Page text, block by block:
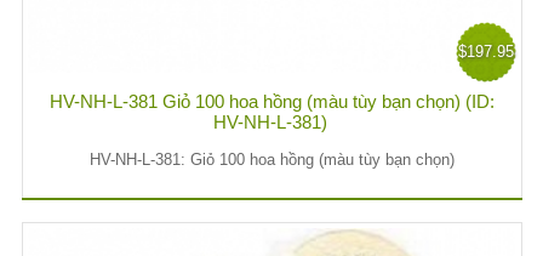
$197.95
HV-NH-L-381 Giỏ 100 hoa hồng (màu tùy bạn chọn) (ID:
HV-NH-L-381)
HV-NH-L-381: Giỏ 100 hoa hồng (màu tùy bạn chọn)